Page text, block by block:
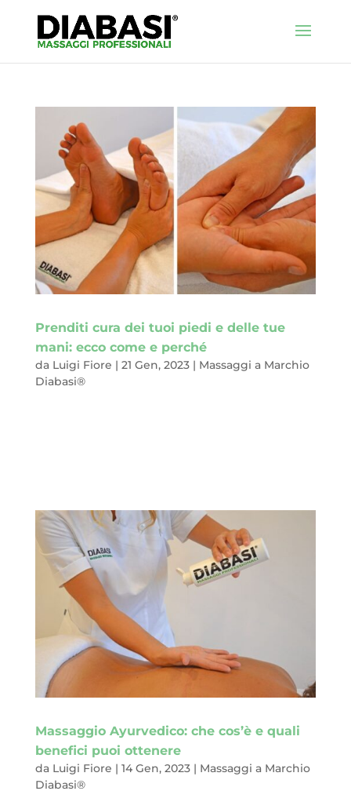
Prenditi cura dei tuoi piedi e delle tue
mani: ecco come e perché
da Luigi Fiore | 21 Gen, 2023| Massaggi a Marchio
Diabasi®
Massaggio Ayurvedico: che cos’è e quali
benefici puoi ottenere
da Luigi Fiore | 14 Gen, 2023| Massaggi a Marchio
Diabasi®